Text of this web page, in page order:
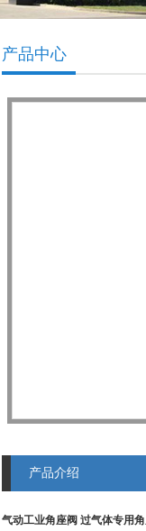
产品中心
产品介绍
气动工业角座阀 过气体专用